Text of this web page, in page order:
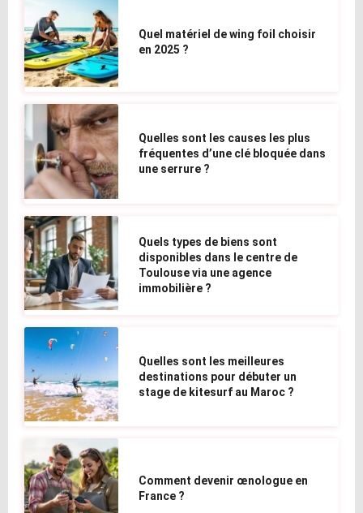
Quel matériel de wing foil choisir
en 2025 ?
Quelles sont les causes les plus
fréquentes d’une clé bloquée dans
une serrure ?
Quels types de biens sont
disponibles dans le centre de
Toulouse via une agence
immobilière ?
Quelles sont les meilleures
destinations pour débuter un
stage de kitesurf au Maroc ?
Comment devenir œnologue en
France ?